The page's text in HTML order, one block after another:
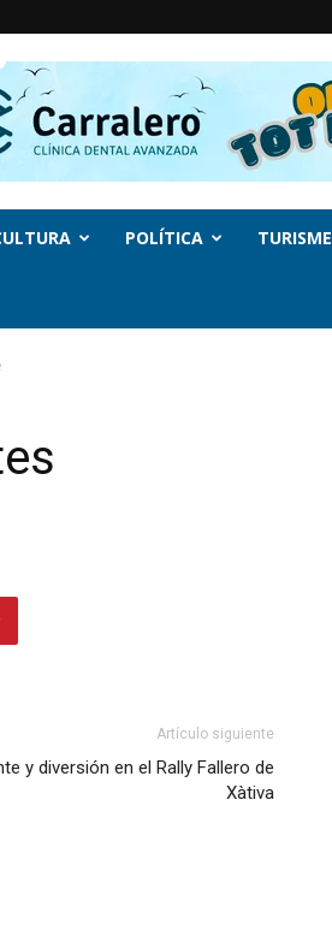
POLÍTICA TURISME
Artículo siguiente
y diversión en el Rally Fallero de
Xàtiva